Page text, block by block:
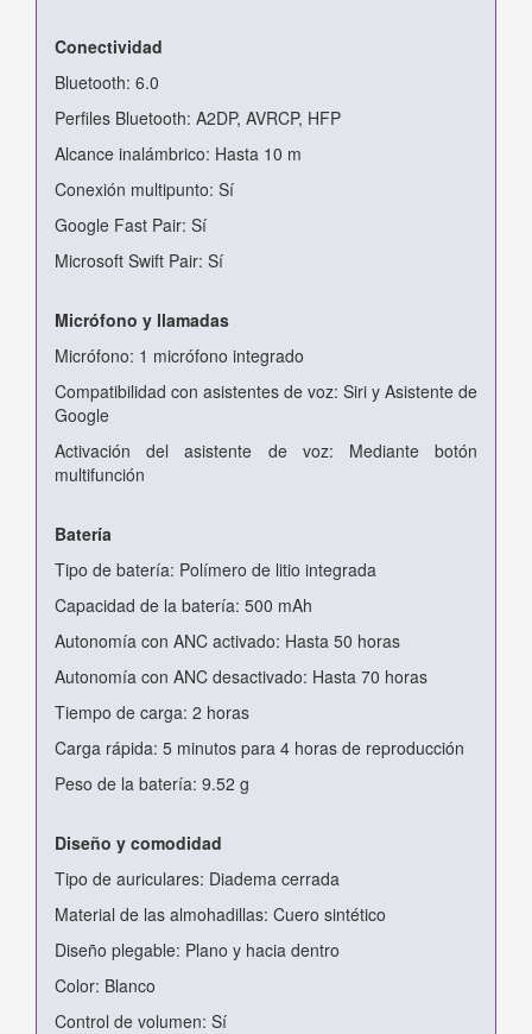
Conectividad
Bluetooth: 6.0
Perfiles Bluetooth: A2DP, AVRCP, HFP
Alcance inalámbrico: Hasta 10 m
Conexión multipunto: Sí
Google Fast Pair: Sí
Microsoft Swift Pair: Sí
Micrófono y llamadas
Micrófono: 1 micrófono integrado
Compatibilidad con asistentes de voz: Siri y Asistente de
Google
Activación del asistente de voz: Mediante botón
multifunción
Batería
Tipo de batería: Polímero de litio integrada
Capacidad de la batería: 500 mAh
Autonomía con ANC activado: Hasta 50 horas
Autonomía con ANC desactivado: Hasta 70 horas
Tiempo de carga: 2 horas
Carga rápida: 5 minutos para 4 horas de reproducción
Peso de la batería: 9.52 g
Diseño y comodidad
Tipo de auriculares: Diadema cerrada
Material de las almohadillas: Cuero sintético
Diseño plegable: Plano y hacia dentro
Color: Blanco
Control de volumen: Sí